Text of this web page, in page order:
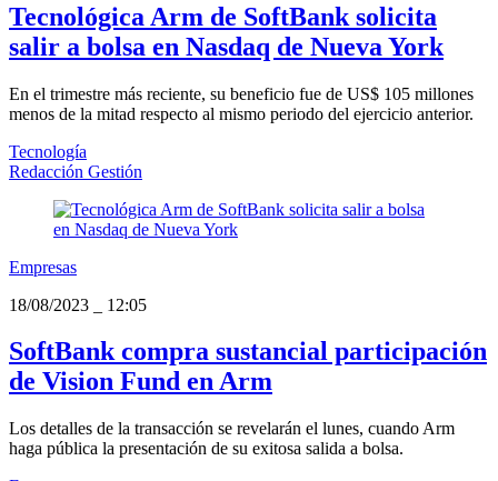
Tecnológica Arm de SoftBank solicita
salir a bolsa en Nasdaq de Nueva York
En el trimestre más reciente, su beneficio fue de US$ 105 millones
menos de la mitad respecto al mismo periodo del ejercicio anterior.
Tecnología
Redacción Gestión
Empresas
18/08/2023
12:05
SoftBank compra sustancial participación
de Vision Fund en Arm
Los detalles de la transacción se revelarán el lunes, cuando Arm
haga pública la presentación de su exitosa salida a bolsa.